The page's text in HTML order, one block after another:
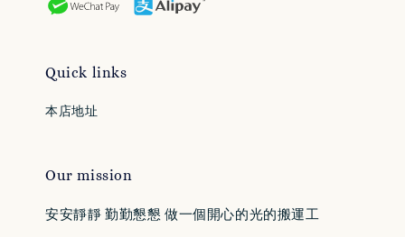
Quick links
本店地址
Our mission
安安靜靜 勤勤懇懇 做一個開心的光的搬運工